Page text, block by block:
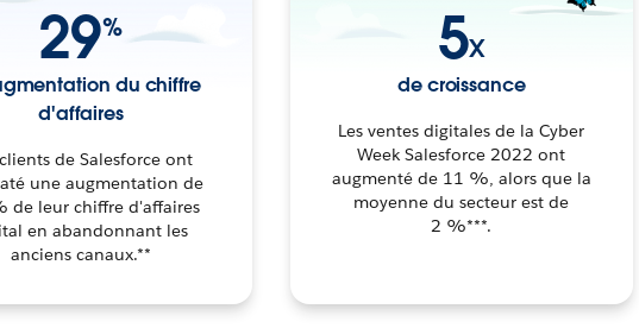
29%
du chiffre
d'affaires
de Salesforce ont
une augmentation de
de leur chiffre d'affaires
en abandonnant les
anciens canaux.**
5X
de croissance
Les ventes digitales de la Cyber
Week Salesforce 2022 ont
augmenté de 11 %, alors que la
moyenne du secteur est de
2 %***.